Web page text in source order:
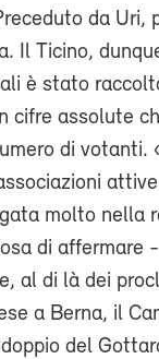
da Uri,
Il Ticino,
è stato
cifre assolute
di votanti.
molto nella
di affermare
al di là dei
a Berna, il
del